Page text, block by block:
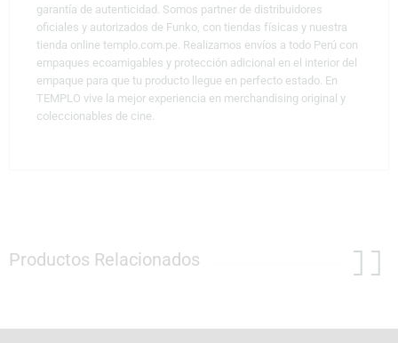
garantía de autenticidad. Somos partner de distribuidores
oficiales y autorizados de Funko, con tiendas físicas y nuestra
tienda online templo.com.pe. Realizamos envíos a todo Perú con
empaques ecoamigables y protección adicional en el interior del
empaque para que tu producto llegue en perfecto estado. En
TEMPLO vive la mejor experiencia en merchandising original y
coleccionables de cine.
Productos Relacionados